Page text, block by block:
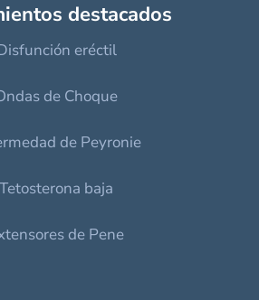
destacados
eréctil
de Choque
de Peyronie
Tetosterona baja
de Pene